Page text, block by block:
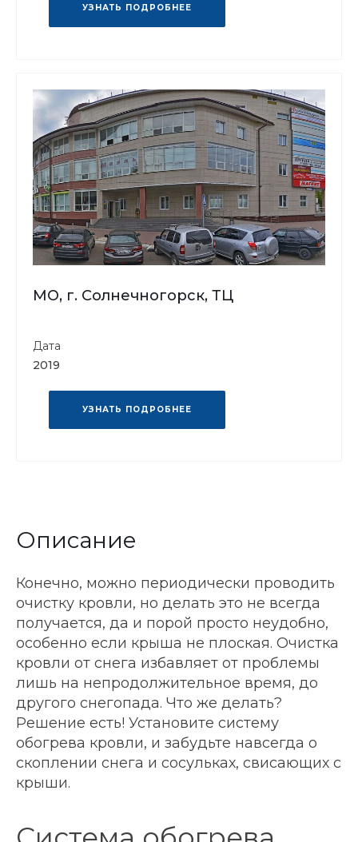
УЗНАТЬ ПОДРОБНЕЕ
МО, г. Солнечногорск, ТЦ
Дата
2019
УЗНАТЬ ПОДРОБНЕЕ
Описание
Конечно, можно периодически проводить
очистку кровли, но делать это не всегда
получается, да и порой просто неудобно,
особенно если крыша не плоская. Очистка
кровли от снега избавляет от проблемы
лишь на непродолжительное время, до
другого снегопада. Что же делать?
Решение есть! Установите систему
обогрева кровли, и забудьте навсегда о
скоплении снега и сосульках, свисающих с
крыши.